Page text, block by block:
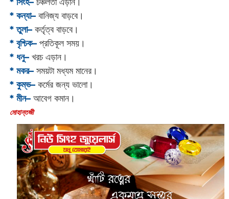
* কন্যা–বানিজ্য বাড়বে।
* তুলা–কর্তৃত্ব বাড়বে।
* বৃশ্চিক–প্রতিকূল সময়।
* ধনু–খরচ এড়ান।
* মকর–সময়টা মধ্যম মানের।‌
* কুম্ভ–কর্মের জন্য ভালো।
* মীন–আবেগ কমান।
‌মোহান্তজী‌‌‌‌‌‌‌‌‌‌‌‌‌‌‌‌‌